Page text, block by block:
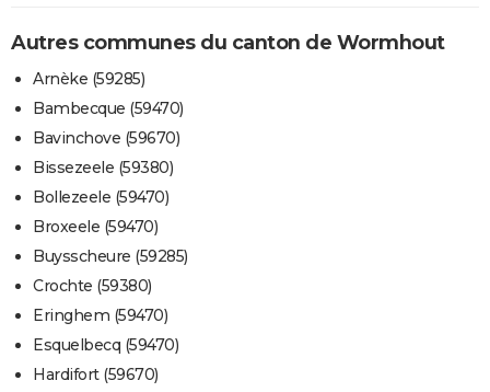
Autres communes du canton de Wormhout
Arnèke (59285)
Bambecque (59470)
Bavinchove (59670)
Bissezeele (59380)
Bollezeele (59470)
Broxeele (59470)
Buysscheure (59285)
Crochte (59380)
Eringhem (59470)
Esquelbecq (59470)
Hardifort (59670)